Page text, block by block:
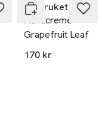
L:a Bruket
Handcreme
Grapefruit Leaf
170 kr